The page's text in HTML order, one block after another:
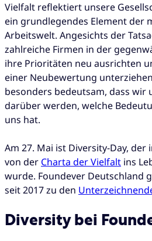
Vielfalt reflektiert unsere
ein grundlegendes Element der
Arbeitswelt. Angesichts der
zahlreiche Firmen in der
ihre Prioritäten neu ausrichten
einer Neubewertung
besonders bedeutsam, dass wir
darüber werden, welche
uns hat.
Am 27. Mai ist Diversity-Day, der
von der Charta der Vielfalt ins
wurde. Foundever Deutschland
seit 2017 zu den
Diversity bei